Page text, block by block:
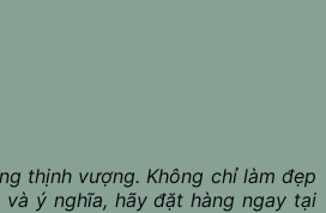
thịnh vượng. Không chỉ làm đẹp
ý nghĩa, hãy đặt hàng ngay tại